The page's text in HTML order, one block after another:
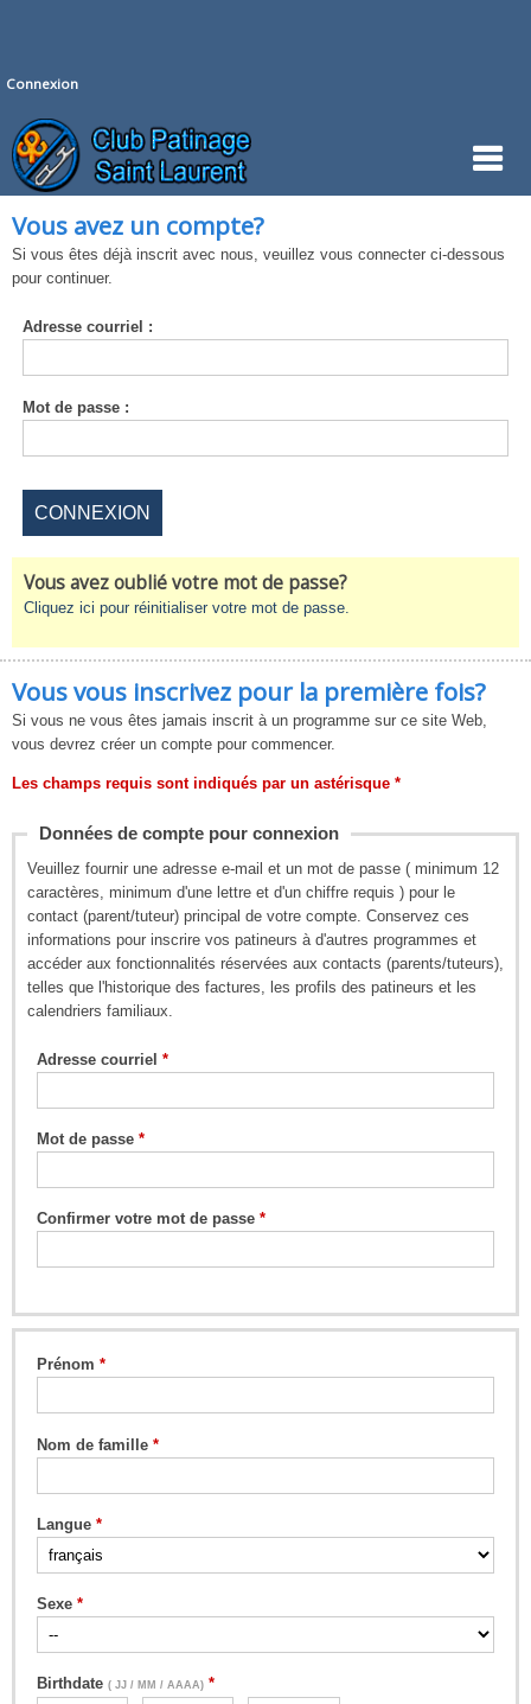
Connexion
Vous avez un compte?
Si vous êtes déjà inscrit avec nous, veuillez vous connecter ci-dessous
pour continuer.
Adresse courriel :
Mot de passe :
Vous avez oublié votre mot de passe?
Cliquez ici pour réinitialiser votre mot de passe.
Vous vous inscrivez pour la première fois?
Si vous ne vous êtes jamais inscrit à un programme sur ce site Web,
vous devrez créer un compte pour commencer.
Les champs requis sont indiqués par un astérisque *
Données de compte pour connexion
Veuillez fournir une adresse e-mail et un mot de passe ( minimum 12
caractères, minimum d'une lettre et d'un chiffre requis ) pour le
contact (parent/tuteur) principal de votre compte. Conservez ces
informations pour inscrire vos patineurs à d'autres programmes et
accéder aux fonctionnalités réservées aux contacts (parents/tuteurs),
telles que l'historique des factures, les profils des patineurs et les
calendriers familiaux.
Adresse courriel
Mot de passe
Confirmer votre mot de passe
Prénom
Nom de famille
Langue
Sexe
Birthdate( JJ / MM / AAAA)